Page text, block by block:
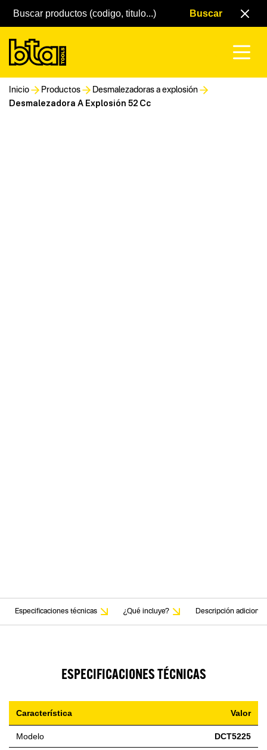
Inicio Productos Desmalezadoras a explosión
Desmalezadora A Explosión 52 Cc
Especificaciones técnicas ¿Qué incluye? Descripción adicional
ESPECIFICACIONES TÉCNICAS
Característica Valor
Modelo DCT5225